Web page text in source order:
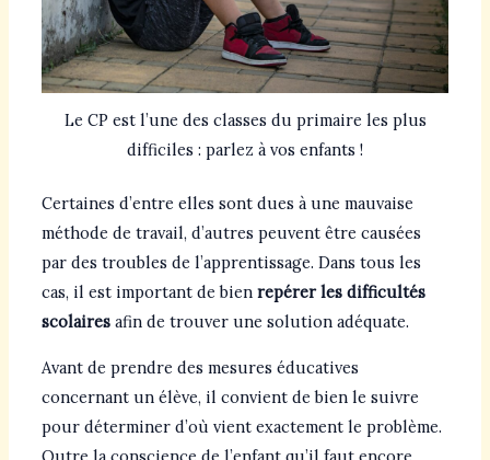
Le CP est l’une des classes du primaire les plus
difficiles : parlez à vos enfants !
Certaines d’entre elles sont dues à une mauvaise
méthode de travail, d’autres peuvent être causées
par des troubles de l’apprentissage. Dans tous les
cas, il est important de bien repérer les difficultés
scolairesafin de trouver une solution adéquate.
Avant de prendre des mesures éducatives
concernant un élève, il convient de bien le suivre
pour déterminer d’où vient exactement le problème.
Outre la conscience de l’enfant qu’il faut encore